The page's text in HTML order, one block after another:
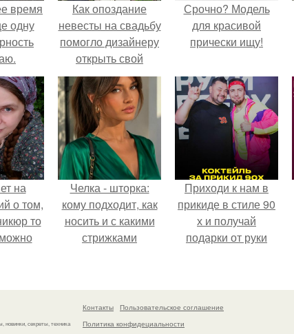
время
одну
Как опоздание
невесты на свадьбу
помогло дизайнеру
открыть свой
бренд.
Срочно? Модель
для красивой
прически ищу!
на
о том,
то
Челка - шторка:
кому подходит, как
носить и с какими
стрижками
Приходи к нам в
прикиде в стиле 90
х и получай
подарки от руки
новинки, секреты, техника
Контакты
Пользовательское соглашение
Политика конфидециальности